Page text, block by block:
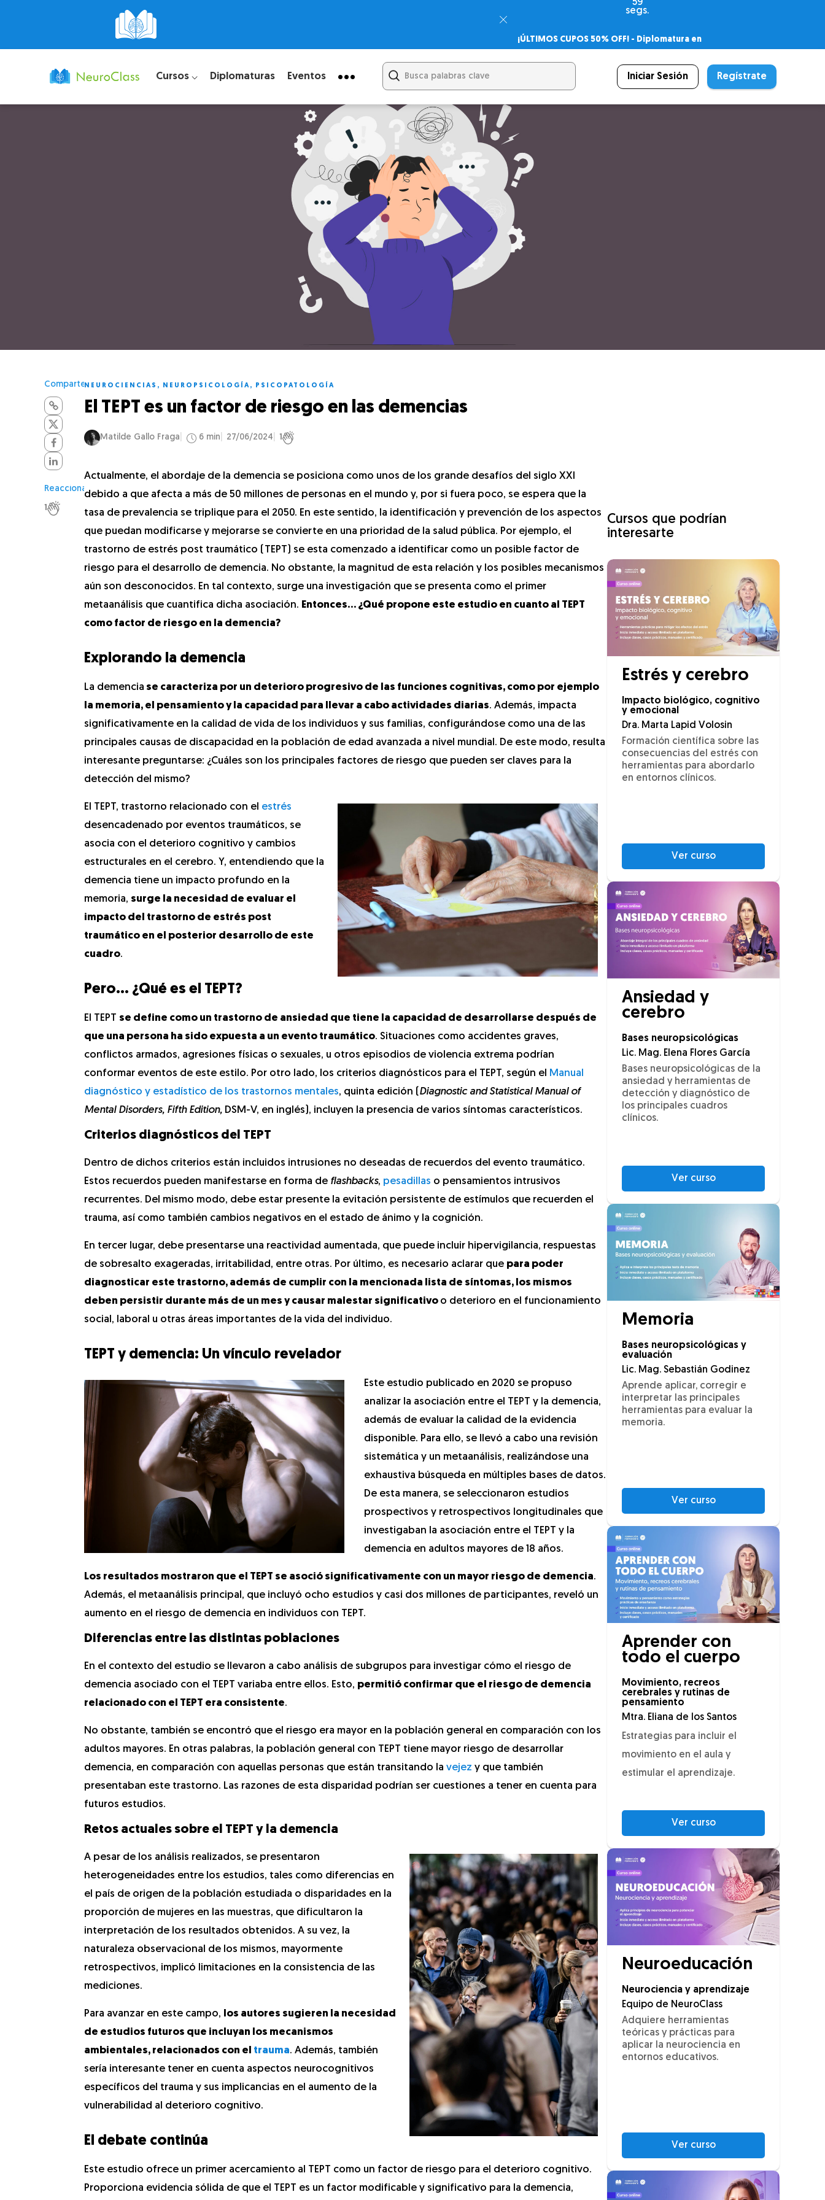
57
segs.
¡ÚLTIMOS CUPOS 50% OFF! - Diplomatura en
– Certificado Universitario
Cursos ⌵ Diplomaturas Eventos Iniciar Sesión Regístrate
Comparte
Reacciona
1
NEUROCIENCIAS , NEUROPSICOLOGÍA, PSICOPATOLOGÍA
El TEPT es un factor de riesgo en las demencias
Matilde Gallo Fraga 6 min 27/06/2024 1
Actualmente, el abordaje de la demencia se posiciona como unos de los grande desafíos del siglo XXI
debido a que afecta a más de 50 millones de personas en el mundo y, por si fuera poco, se espera que la
tasa de prevalencia se triplique para el 2050. En este sentido, la identificación y prevención de los aspectos
que puedan modificarse y mejorarse se convierte en una prioridad de la salud pública. Por ejemplo, el
trastorno de estrés post traumático (TEPT) se esta comenzado a identificar como un posible factor de
riesgo para el desarrollo de demencia. No obstante, la magnitud de esta relación y los posibles mecanismos
aún son desconocidos. En tal contexto, surge una investigación que se presenta como el primer
metaanálisis que cuantifica dicha asociación. Entonces… ¿Qué propone este estudio en cuanto al TEPT
como factor de riesgo en la demencia?
Explorando la demencia
La demencia se caracteriza por un deterioro progresivo de las funciones cognitivas, como por ejemplo
la memoria, el pensamiento y la capacidad para llevar a cabo actividades diarias. Además, impacta
significativamente en la calidad de vida de los individuos y sus familias, configurándose como una de las
principales causas de discapacidad en la población de edad avanzada a nivel mundial. De este modo, resulta
interesante preguntarse: ¿Cuáles son los principales factores de riesgo que pueden ser claves para la
detección del mismo?
El TEPT, trastorno relacionado con el estrés
desencadenado por eventos traumáticos, se
asocia con el deterioro cognitivo y cambios
estructurales en el cerebro. Y, entendiendo que la
demencia tiene un impacto profundo en la
memoria, surge la necesidad de evaluar el
impacto del trastorno de estrés post
traumático en el posterior desarrollo de este
cuadro.
Pero… ¿Qué es el TEPT?
El TEPT se define como un trastorno de ansiedad que tiene la capacidad de desarrollarse después de
que una persona ha sido expuesta a un evento traumático. Situaciones como accidentes graves,
conflictos armados, agresiones físicas o sexuales, u otros episodios de violencia extrema podrían
conformar eventos de este estilo. Por otro lado, los criterios diagnósticos para el TEPT, según el Manual
diagnóstico y estadístico de los trastornos mentales, quinta edición ( Diagnostic and Statistical Manual of
Mental Disorders, Fifth Edition, DSM-V, en inglés), incluyen la presencia de varios síntomas característicos.
Criterios diagnósticos del TEPT
Dentro de dichos criterios están incluidos intrusiones no deseadas de recuerdos del evento traumático.
Estos recuerdos pueden manifestarse en forma de flashbacks, pesadillas o pensamientos intrusivos
recurrentes. Del mismo modo, debe estar presente la evitación persistente de estímulos que recuerden el
trauma, así como también cambios negativos en el estado de ánimo y la cognición.
En tercer lugar, debe presentarse una reactividad aumentada, que puede incluir hipervigilancia, respuestas
de sobresalto exageradas, irritabilidad, entre otras. Por último, es necesario aclarar que para poder
diagnosticar este trastorno, además de cumplir con la mencionada lista de síntomas, los mismos
deben persistir durante más de un mes y causar malestar significativo o deterioro en el funcionamiento
social, laboral u otras áreas importantes de la vida del individuo.
TEPT y demencia: Un vínculo revelador
Este estudio publicado en 2020 se propuso
analizar la asociación entre el TEPT y la demencia,
además de evaluar la calidad de la evidencia
disponible. Para ello, se llevó a cabo una revisión
sistemática y un metaanálisis, realizándose una
exhaustiva búsqueda en múltiples bases de datos.
De esta manera, se seleccionaron estudios
prospectivos y retrospectivos longitudinales que
investigaban la asociación entre el TEPT y la
demencia en adultos mayores de 18 años.
Los resultados mostraron que el TEPT se asoció significativamente con un mayor riesgo de demencia.
Además, el metaanálisis principal, que incluyó ocho estudios y casi dos millones de participantes, reveló un
aumento en el riesgo de demencia en individuos con TEPT.
Diferencias entre las distintas poblaciones
En el contexto del estudio se llevaron a cabo análisis de subgrupos para investigar cómo el riesgo de
demencia asociado con el TEPT variaba entre ellos. Esto, permitió confirmar que el riesgo de demencia
relacionado con el TEPT era consistente.
No obstante, también se encontró que el riesgo era mayor en la población general en comparación con los
adultos mayores. En otras palabras, la población general con TEPT tiene mayor riesgo de desarrollar
demencia, en comparación con aquellas personas que están transitando la vejez y que también
presentaban este trastorno. Las razones de esta disparidad podrían ser cuestiones a tener en cuenta para
futuros estudios.
Retos actuales sobre el TEPT y la demencia
A pesar de los análisis realizados, se presentaron
heterogeneidades entre los estudios, tales como diferencias en
el país de origen de la población estudiada o disparidades en la
proporción de mujeres en las muestras, que dificultaron la
interpretación de los resultados obtenidos. A su vez, la
naturaleza observacional de los mismos, mayormente
retrospectivos, implicó limitaciones en la consistencia de las
mediciones.
Para avanzar en este campo,
los autores sugieren la necesidad
de estudios futuros que incluyan los mecanismos
ambientales, relacionados con el trauma. Además, también
sería interesante tener en cuenta aspectos neurocognitivos
específicos del trauma y sus implicancias en el aumento de la
vulnerabilidad al deterioro cognitivo.
El debate continúa
Este estudio ofrece un primer acercamiento al TEPT como un factor de riesgo para el deterioro cognitivo.
Proporciona evidencia sólida de que el TEPT es un factor modificable y significativo para la demencia,
Cursos que podrían
interesarte
Estrés y cerebro
Impacto biológico, cognitivo
y emocional
Dra. Marta Lapid Volosin
Formación científica sobre las
consecuencias del estrés con
herramientas para abordarlo
en entornos clínicos.
Ver curso
Ansiedad y
cerebro
Bases neuropsicológicas
Lic. Mag. Elena Flores García
Bases neuropsicológicas de la
ansiedad y herramientas de
detección y diagnóstico de
los principales cuadros
clínicos.
Ver curso
Memoria
Bases neuropsicológicas y
evaluación
Lic. Mag. Sebastián Godinez
Aprende aplicar, corregir e
interpretar las principales
herramientas para evaluar la
memoria.
Ver curso
Aprender con
todo el cuerpo
Movimiento, recreos
cerebrales y rutinas de
pensamiento
Mtra. Eliana de los Santos
Estrategias para incluir el
movimiento en el aula y
estimular el aprendizaje.
Ver curso
Neuroeducación
Neurociencia y aprendizaje
Equipo de NeuroClass
Adquiere herramientas
teóricas y prácticas para
aplicar la neurociencia en
entornos educativos.
Ver curso